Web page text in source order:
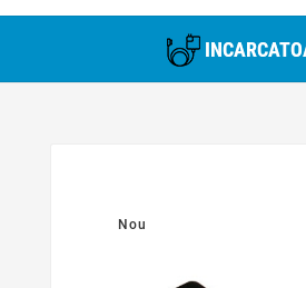
Nou